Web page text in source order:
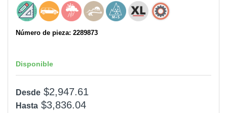
Número de pieza: 2289873
Disponible
Desde $2,947.61
Hasta $3,836.04